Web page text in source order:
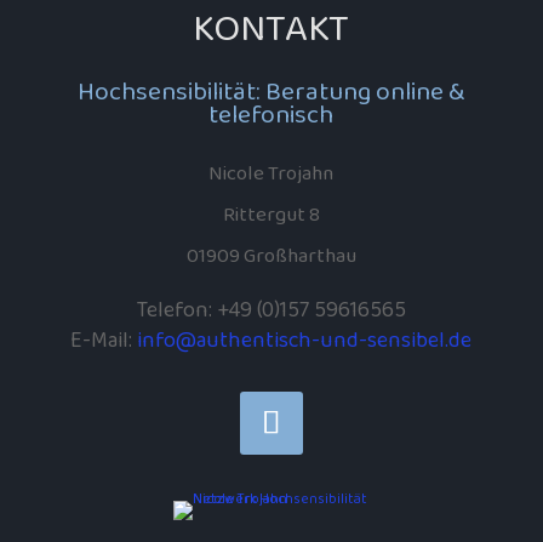
KONTAKT
Hochsensibilität: Beratung online &
telefonisch
Nicole Trojahn
Rittergut 8
01909 Großharthau
Telefon: +49 (0)157 59616565
E-Mail:info@authentisch-und-sensibel.de